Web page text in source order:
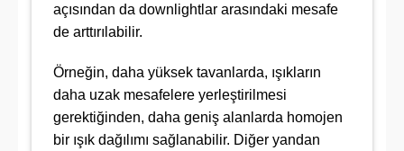
açısından da downlightlar arasındaki mesafe
de arttırılabilir.
Örneğin, daha yüksek tavanlarda, ışıkların
daha uzak mesafelere yerleştirilmesi
gerektiğinden, daha geniş alanlarda homojen
bir ışık dağılımı sağlanabilir. Diğer yandan